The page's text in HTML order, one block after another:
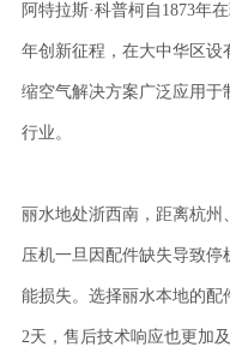
阿特拉斯·科普柯自1873年
年创新征程，在大中华区设
缩空气解决方案广泛应用
行业。
丽水地处浙西南，距离杭
压机一旦因配件缺失导致
能损失。选择丽水本地的配
2天，售后技术响应也更加及